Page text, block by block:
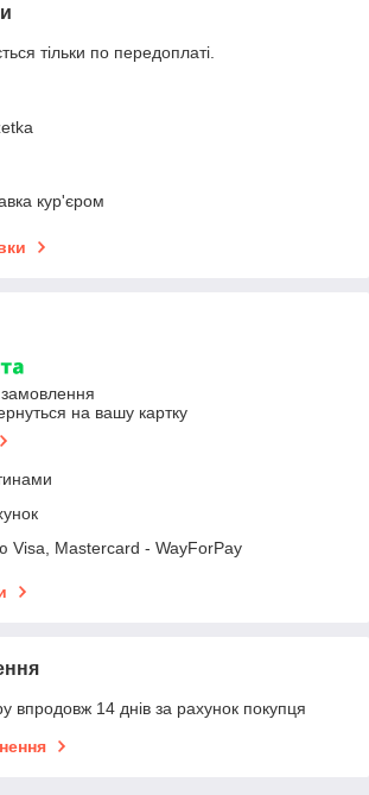
тільки по передоплаті.
кур'єром
на вашу картку
Visa, Mastercard - WayForPay
впродовж 14 днів за рахунок покупця